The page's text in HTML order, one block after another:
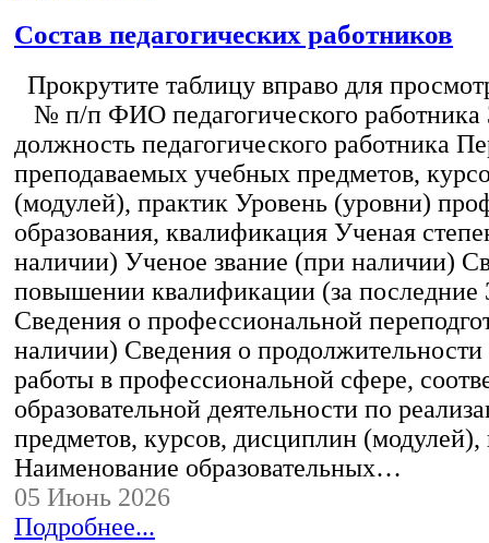
Состав педагогических работников
Прокрутите таблицу вправо для
№ п/п ФИО педагогического работника
должность педагогического работника
преподаваемых учебных предметов,
(модулей), практик Уровень (уровни)
образования, квалификация Ученая
наличии) Ученое звание (при наличии)
повышении квалификации (за последние
Сведения о профессиональной
наличии) Сведения о
работы в профессиональной сфере,
образовательной деятельности по
предметов, курсов, дисциплин (модулей),
Наименование образовательных…
05 Июнь 2026
Подробнее...